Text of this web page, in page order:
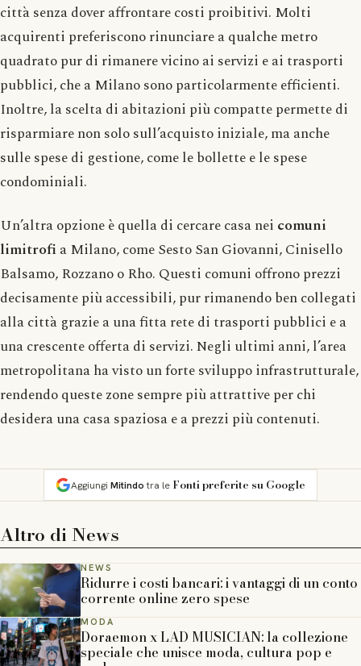
città senza dover affrontare costi proibitivi. Molti
acquirenti preferiscono rinunciare a qualche metro
quadrato pur di rimanere vicino ai servizi e ai trasporti
pubblici, che a Milano sono particolarmente efficienti.
Inoltre, la scelta di abitazioni più compatte permette di
risparmiare non solo sull’acquisto iniziale, ma anche
sulle spese di gestione, come le bollette e le spese
condominiali.
Un’altra opzione è quella di cercare casa nei comuni
limitrofi a Milano, come Sesto San Giovanni, Cinisello
Balsamo, Rozzano o Rho. Questi comuni offrono prezzi
decisamente più accessibili, pur rimanendo ben collegati
alla città grazie a una fitta rete di trasporti pubblici e a
una crescente offerta di servizi. Negli ultimi anni, l’area
metropolitana ha visto un forte sviluppo infrastrutturale,
rendendo queste zone sempre più attrattive per chi
desidera una casa spaziosa e a prezzi più contenuti.
Aggiungi Mitindotra le Fonti preferite su Google
Altro di News
NEWS
Ridurre i costi bancari: i vantaggi di un conto
corrente online zero spese
MODA
Doraemon x LAD MUSICIAN: la collezione
speciale che unisce moda, cultura pop e